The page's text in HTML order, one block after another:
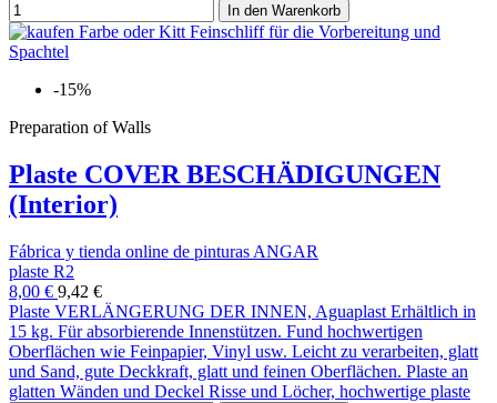
In den Warenkorb
-15%
Preparation of Walls
Plaste COVER BESCHÄDIGUNGEN
(Interior)
Fábrica y tienda online de pinturas ANGAR
plaste R2
8,00 € 9,42 €
Plaste VERLÄNGERUNG DER INNEN, Aguaplast Erhältlich in
15 kg. Für absorbierende Innenstützen. Fund hochwertigen
Oberflächen wie Feinpapier, Vinyl usw. Leicht zu verarbeiten, glatt
und Sand, gute Deckkraft, glatt und feinen Oberflächen. Plaste an
glatten Wänden und Deckel Risse und Löcher, hochwertige plaste